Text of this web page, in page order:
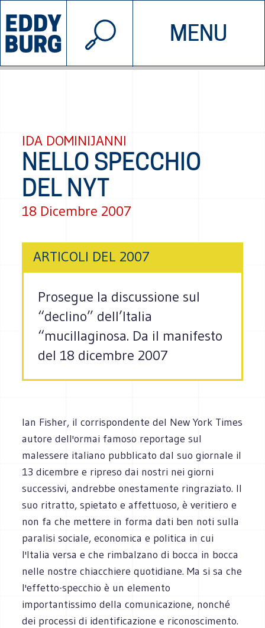
MENU
INIZIATIVE CHI SIAMO
© 2026 EDDYBURG
IDA DOMINIJANNI
NELLO SPECCHIO
DEL NYT
18 Dicembre 2007
ARTICOLI DEL 2007
Prosegue la discussione sul
“declino” dell’Italia
“mucillaginosa. Da il manifesto
del 18 dicembre 2007
Ian Fisher, il corrispondente del New York Times
autore dell'ormai famoso reportage sul
malessere italiano pubblicato dal suo giornale il
13 dicembre e ripreso dai nostri nei giorni
successivi, andrebbe onestamente ringraziato. Il
suo ritratto, spietato e affettuoso, è veritiero e
non fa che mettere in forma dati ben noti sulla
paralisi sociale, economica e politica in cui
l'Italia versa e che rimbalzano di bocca in bocca
nelle nostre chiacchiere quotidiane. Ma si sa che
l'effetto-specchio è un elemento
importantissimo della comunicazione, nonché
dei processi di identificazione e riconoscimento.